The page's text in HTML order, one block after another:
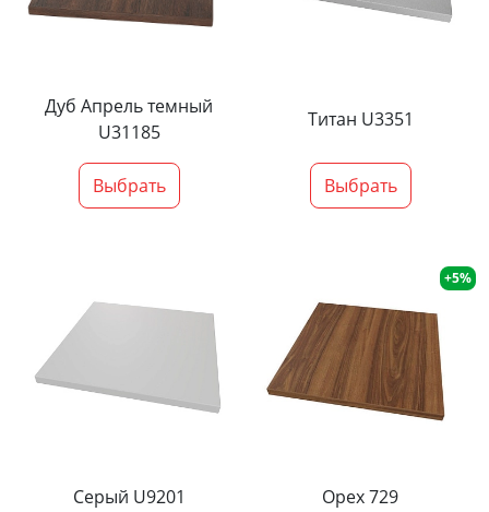
Дуб Апрель темный
U31185
Выбрать
Титан U3351
Выбрать
Серый U9201
+5%
Орех 729